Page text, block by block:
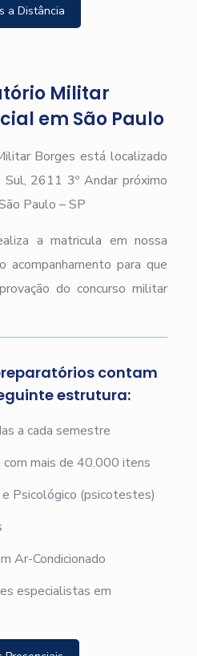
a Distância
Militar
em São Paulo
Borges está localizado
Sul, 2611 3º Andar próximo
Paulo – SP
a matricula em nossa
para que
do concurso militar
contam
estrutura:
a cada semestre
mais de 40.000 itens
Psicológico (psicotestes)
Ar-Condicionado
especialistas em